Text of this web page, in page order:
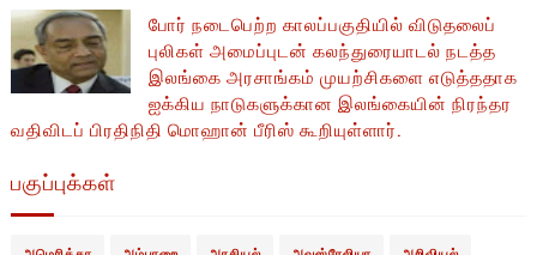
போர் நடைபெற்ற காலப்பகுதியில் ​​விடுதலைப்
புலிகள் அமைப்புடன் கலந்துரையாடல் நடத்த
இலங்கை அரசாங்கம் முயற்சிகளை எடுத்ததாக
ஐக்கிய நாடுகளுக்கான இலங்கையின் நிரந்தர
வதிவிடப் பிரதிநிதி மொஹான் பீரிஸ் கூறியுள்ளார்.
பகுப்புக்கள்